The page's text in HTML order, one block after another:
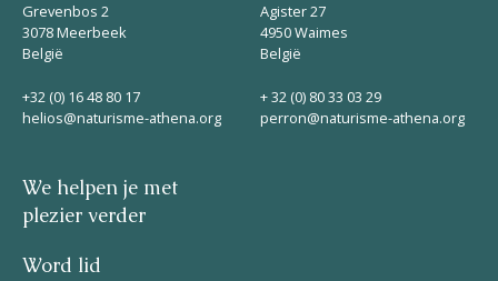
Grevenbos 2
3078 Meerbeek
België
+32 (0) 16 48 80 17
helios@naturisme-athena.org
Agister 27
4950 Waimes
België
+ 32 (0) 80 33 03 29
perron@naturisme-athena.org
We helpen je met
plezier verder
Word lid